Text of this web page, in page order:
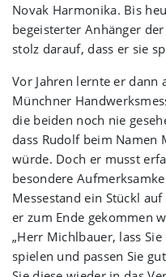
Novak Harmonika. Bis
begeisterter Anhänger
stolz darauf, dass er sie
Vor Jahren lernte er dann
Münchner
die beiden noch nie
dass Rudolf beim Namen
würde. Doch er musst
besondere
Messestand ein Stückl
er zum Ende gekommen
„Herr Michlbauer, lass
spielen und passen Sie